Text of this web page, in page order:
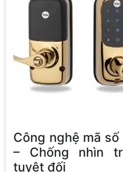
Công nghệ mã
– Chống nhìn
tuyệt đối